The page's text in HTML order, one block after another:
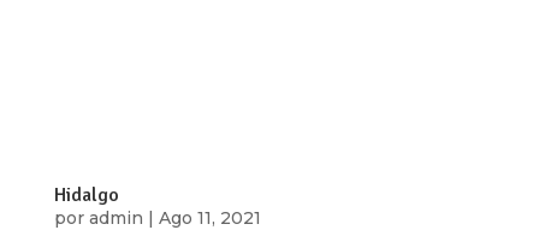
Hidalgo
por admin | Ago 11, 2021